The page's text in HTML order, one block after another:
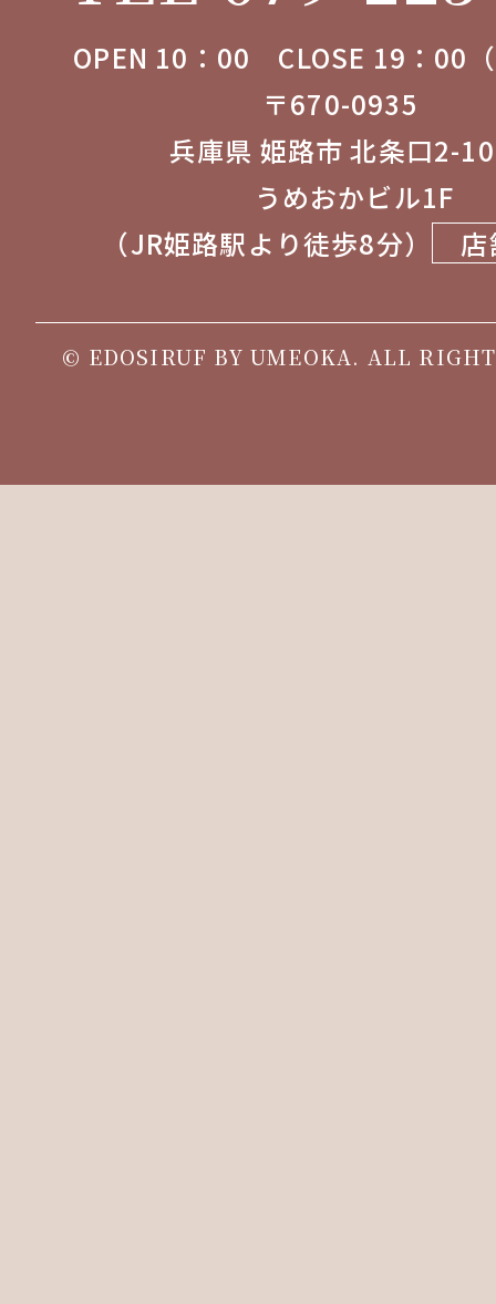
OPEN 10：00 CLOSE 19：00
〒670-0935
兵庫県 姫路市 北条口
うめおかビル1F
（JR姫路駅より徒歩8分）
© EDOSIRUF BY UMEOKA. ALL